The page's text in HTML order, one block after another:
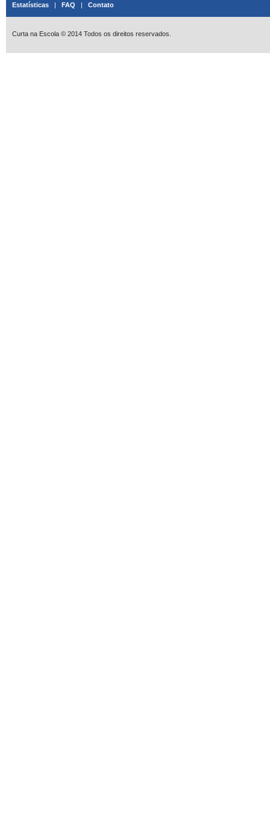
Estatísticas | FAQ | Contato
Curta na Escola © 2014 Todos os direitos reservados.